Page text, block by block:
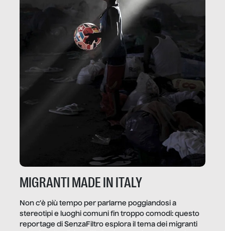
MIGRANTI MADE IN ITALY
Non c’è più tempo per parlarne poggiandosi a
stereotipi e luoghi comuni fin troppo comodi: questo
reportage di SenzaFiltro esplora il tema dei migranti